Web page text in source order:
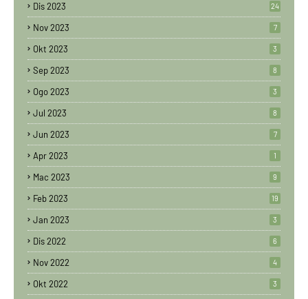
Dis 2023 24
Nov 2023 7
Okt 2023 3
Sep 2023 8
Ogo 2023 3
Jul 2023 8
Jun 2023 7
Apr 2023 1
Mac 2023 9
Feb 2023 19
Jan 2023 3
Dis 2022 6
Nov 2022 4
Okt 2022 3